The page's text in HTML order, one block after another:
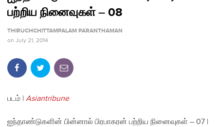
பற்றிய நினைவுகள் – 08
THIRUCHCHITTAMPALAM PARANTHAMAN
on July 21, 2014
படம் | Asiantribune
ஐந்தாண்டுகளின் பின்னால் பிரபாகரன் பற்றிய நினைவுகள் – 07 |